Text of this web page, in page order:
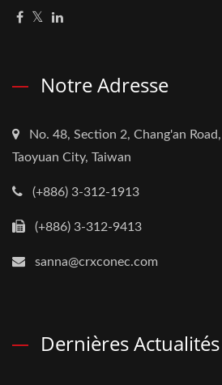
Notre Adresse
No. 48, Section 2, Chang'an
Taoyuan City, Taiwan
(+886) 3-312-1913
(+886) 3-312-9413
sanna@crxconec.com
Dernières Actualités